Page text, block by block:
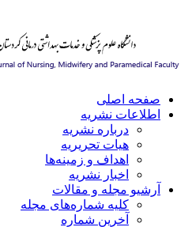
صفحه اصلی
اطلاعات نشریه
درباره نشریه
هیات تحریریه
اهداف و زمینه‌ها
اخبار نشریه
آرشیو مجله و مقالات
کلیه شماره‌های مجله
آخرین شماره